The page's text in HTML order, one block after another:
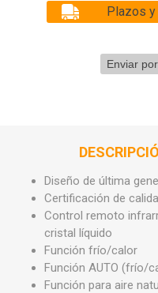
Plazos
Diseño de última
Certificación de
Control remoto
cristal líquido
Función frío/calor
Función AUTO (frío/
Función para aire